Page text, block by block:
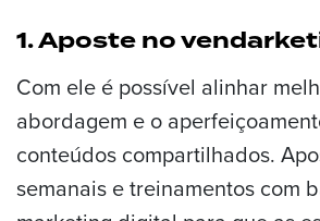
1. Aposte no
Com ele é possível alinhar
abordagem e o
conteúdos compartilhados.
semanais e treinamentos com